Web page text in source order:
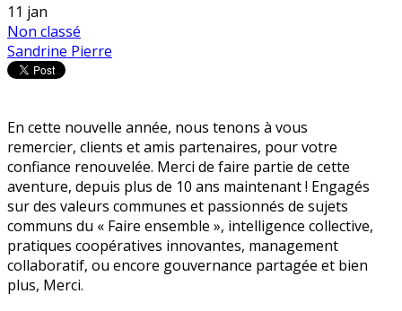
11 jan
Non classé
Sandrine Pierre
En cette nouvelle année, nous tenons à vous
remercier, clients et amis partenaires, pour votre
confiance renouvelée. Merci de faire partie de cette
aventure, depuis plus de 10 ans maintenant ! Engagés
sur des valeurs communes et passionnés de sujets
communs du « Faire ensemble », intelligence collective,
pratiques coopératives innovantes, management
collaboratif, ou encore gouvernance partagée et bien
plus, Merci.